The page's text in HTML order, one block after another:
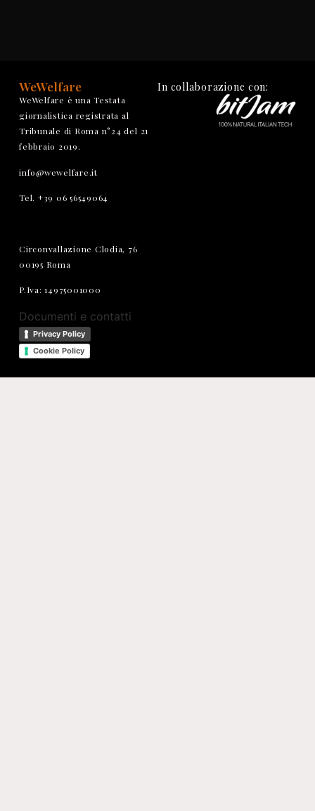
WeWelfare
WeWelfare è una Testata
giornalistica registrata al
Tribunale di Roma n°24 del 21
febbraio 2019.
info@wewelfare.it
Tel. +39 06 56549064
Circonvallazione Clodia, 76
00195 Roma
P.Iva: 14975001000
Documenti e contatti
Privacy Policy
Cookie Policy
In collaborazione con: